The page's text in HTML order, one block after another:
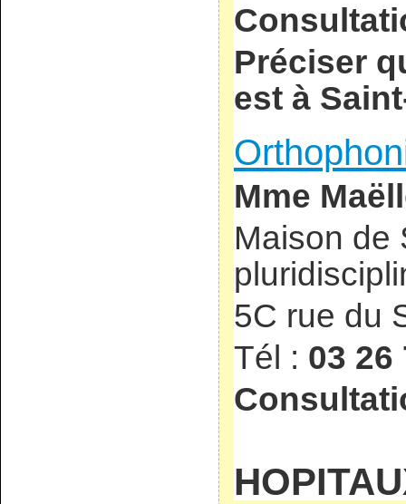
Préciser
est à
Mme
Maison de
5C rue du
Tél : 03 26